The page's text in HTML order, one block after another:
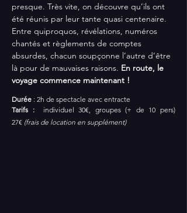
presque. Très vite, on découvre qu’ils ont
été réunis par leur tante quasi centenaire.
Entre quiproquos, révélations, numéros
chantés et règlements de comptes
absurdes, chacun soupçonne l’autre d’être
là pour de mauvaises raisons. En route, le
voyage commence maintenant !
Durée : 2h de spectacle avec entracte
Tarifs :
individuel 30€, groupes (+ de 10 pers)
27€ (frais de location en supplément)